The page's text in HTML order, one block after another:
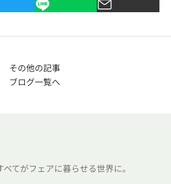
その他の記事
ブログ一覧へ
てがフェアに暮らせる世界に。